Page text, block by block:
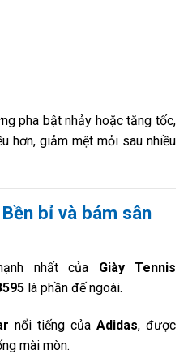
pha bật nhảy hoặc tăng tốc,
hơn, giảm mệt mỏi sau nhiều
bỉ và bám sân
nhất của Giày Tennis
là phần đế ngoài.
nổi tiếng của Adidas, được
mài mòn.